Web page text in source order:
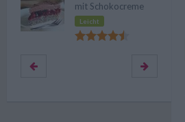
mit Schokocreme
Leicht